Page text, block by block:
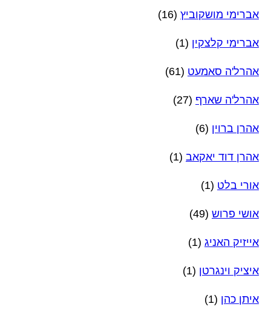
אברימי מושקוביץ (16)
אברימי קלצקין (1)
אהרל'ה סאמעט (61)
אהרל'ה שארף (27)
אהרן ברוין (6)
אהרן דוד יאקאב (1)
אורי בלט (1)
אושי פרוש (49)
אייזיק האניג (1)
איציק וינגרטן (1)
איתן כהן (1)